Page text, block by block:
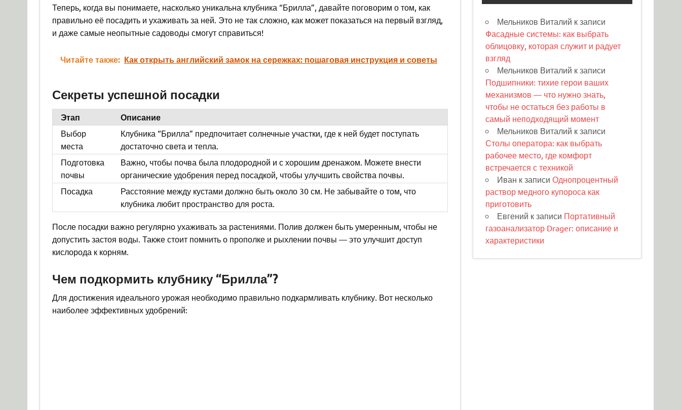
Теперь, когда вы понимаете, насколько уникальна клубника “Брилла”, давайте поговорим о том, как
правильно её посадить и ухаживать за ней. Это не так сложно, как может показаться на первый взгляд,
и даже самые неопытные садоводы смогут справиться!
Читайте также: Как открыть английский замок на сережках: пошаговая инструкция и советы
Секреты успешной посадки
Этап Описание
Выбор
места
Клубника “Брилла” предпочитает солнечные участки, где к ней будет поступать
достаточно света и тепла.
Подготовка
почвы
Важно, чтобы почва была плодородной и с хорошим дренажом. Можете внести
органические удобрения перед посадкой, чтобы улучшить свойства почвы.
Посадка
Расстояние между кустами должно быть около 30 см. Не забывайте о том, что
клубника любит пространство для роста.
После посадки важно регулярно ухаживать за растениями. Полив должен быть умеренным, чтобы не
допустить застоя воды. Также стоит помнить о прополке и рыхлении почвы — это улучшит доступ
кислорода к корням.
Чем подкормить клубнику “Брилла”?
Для достижения идеального урожая необходимо правильно подкармливать клубнику. Вот несколько
наиболее эффективных удобрений:
Мельников Виталий к записи
Фасадные системы: как выбрать
облицовку, которая служит и радует
взгляд
Мельников Виталий к записи
Подшипники: тихие герои ваших
механизмов — что нужно знать,
чтобы не остаться без работы в
самый неподходящий момент
Мельников Виталий к записи
Столы оператора: как выбрать
рабочее место, где комфорт
встречается с техникой
Иван к записиОднопроцентный
раствор медного купороса как
приготовить
Евгений к записи Портативный
газоанализатор Drager: описание и
характеристики